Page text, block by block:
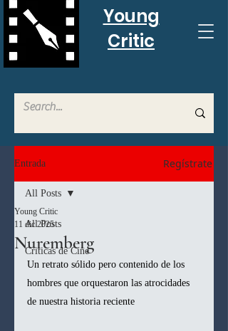
Young
Critic
Entrada Regístrate
All Posts
Criticas de Cine
All Posts
Nuremberg
Young Critic
11 dic 2025
Un retrato sólido pero contenido de los
hombres que orquestaron las atrocidades
de nuestra historia reciente